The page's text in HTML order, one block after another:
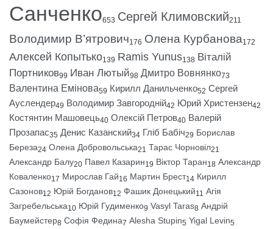
Санченко653 Сергей Климовский211
Володимир В’ятрович176 Олена Курбанова172
Алексей Копытько139 Ramis Yunus138 Віталій
Портников99 Иван Лютый98 Дмитро Вовнянко73
Валентина Емінова59 Кирилл Данильченко52 Сергей
Ауслендер49 Володимир Завгородній42 Юрий Христензен42
Костянтин Машовець40 Олексій Петров40 Валерій
Прозапас35 Денис Казанский34 Гліб Бабіч29 Борислав
Береза24 Олена Добровольська21 Тарас Чорновіл21
Александр Балу20 Павел Казарин19 Віктор Таран18 Александр
Коваленко17 Мирослав Гай16 Мартин Брест14 Кирилл
Сазонов12 Юрій Богданов12 Фашик Донецький11 Агія
Загребельська10 Юрій Гудименко9 Vasyl Taras8 Андрій
Баумейстер8 Софія Федина7 Alesha Stupin5 Yigal Levin5